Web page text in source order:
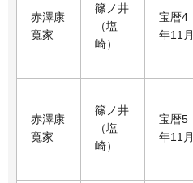
赤澤康
寬家
篠ノ井
（塩
崎）
宝暦4
年11月
赤澤康
寬家
篠ノ井
（塩
崎）
宝暦5
年11月